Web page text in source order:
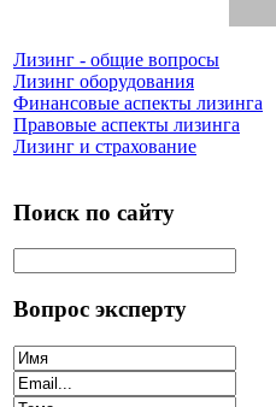
Лизинг - общие вопросы
Лизинг оборудования
Финансовые аспекты лизинга
Правовые аспекты лизинга
Лизинг и страхование
Поиск по сайту
Вопрос эксперту